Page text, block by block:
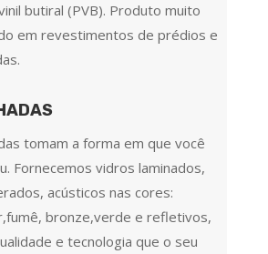
butiral (PVB). Produto muito
em revestimentos de prédios e
tomam a forma em que você
Fornecemos vidros laminados,
acústicos nas cores:
bronze,verde e refletivos,
e tecnologia que o seu